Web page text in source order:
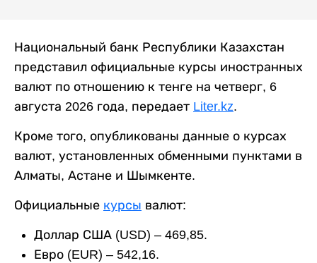
Национальный банк Республики Казахстан
представил официальные курсы иностранных
валют по отношению к тенге на четверг, 6
августа 2026 года, передает Liter.kz.
Кроме того, опубликованы данные о курсах
валют, установленных обменными пунктами в
Алматы, Астане и Шымкенте.
Официальные курсы валют:
Доллар США (USD) – 469,85.
Евро (EUR) – 542,16.